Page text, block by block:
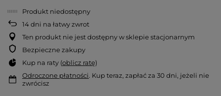
Produkt niedostępny
14dni na łatwy zwrot
Ten produkt nie jest dostępny w sklepie stacjonarnym
Bezpieczne zakupy
Kup na raty (oblicz ratę)
Odroczone płatności. Kup teraz, zapłać za 30 dni, jeżeli nie
zwrócisz